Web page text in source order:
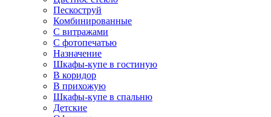
Пескоструй
Комбинированные
С витражами
С фотопечатью
Назначение
Шкафы-купе в гостиную
В коридор
В прихожую
Шкафы-купе в спальню
Детские